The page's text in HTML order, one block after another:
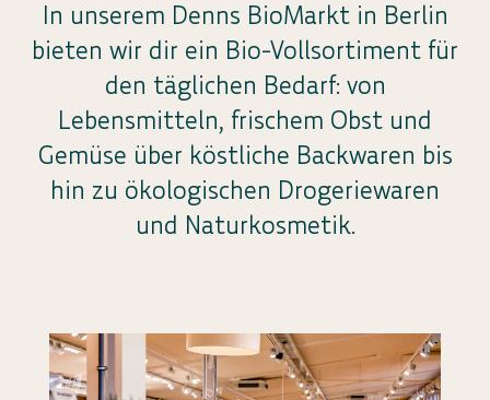
In unserem Denns BioMarkt in Berlin
bieten wir dir ein Bio-Vollsortiment für
den täglichen Bedarf: von
Lebensmitteln, frischem Obst und
Gemüse über köstliche Backwaren bis
hin zu ökologischen Drogeriewaren
und Naturkosmetik.